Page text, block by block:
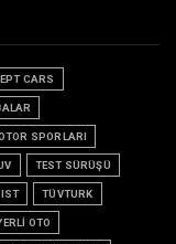
CARS
SPORLARI
TEST SÜRÜŞÜ
TÜVTURK
OTO